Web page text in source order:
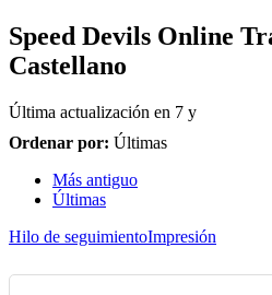
Speed Devils Online
Castellano
Última actualización en 7 y
Ordenar por: Últimas
Más antiguo
Últimas
Hilo de seguimientoImpresión